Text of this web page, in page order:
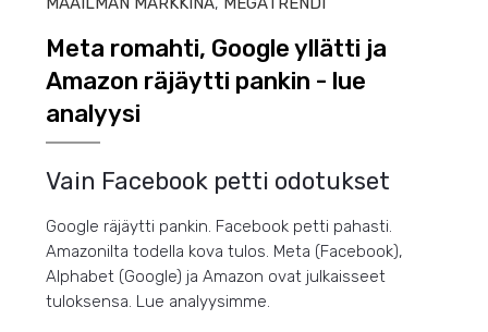
Meta romahti, Google yllätti ja
Amazon räjäytti pankin - lue
analyysi
Vain Facebook petti odotukset
Google räjäytti pankin. Facebook petti pahasti.
Amazonilta todella kova tulos. Meta (Facebook),
Alphabet (Google) ja Amazon ovat julkaisseet
tuloksensa. Lue analyysimme.